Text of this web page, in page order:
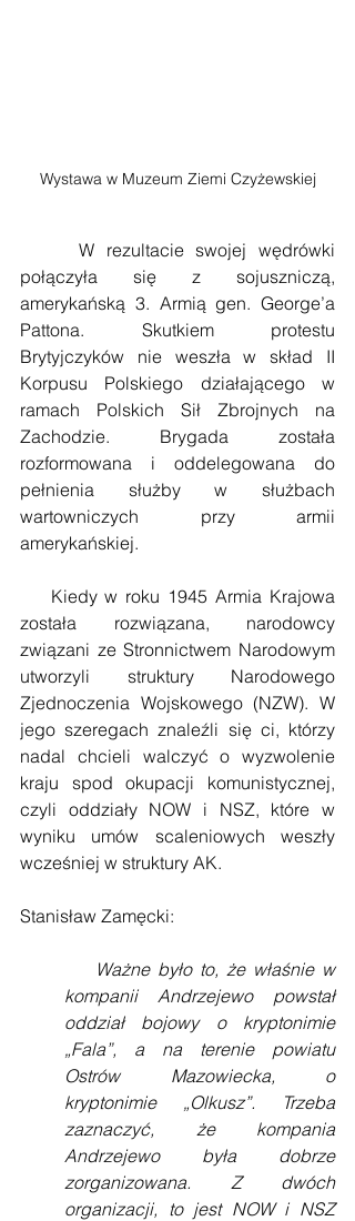
Wystawa w Muzeum Ziemi Czyżewskiej
     W rezultacie swojej wędrówki
połączyła się z sojuszniczą,
amerykańską 3. Armią gen. George’a
Pattona. Skutkiem protestu
Brytyjczyków nie weszła w skład II
Korpusu Polskiego działającego w
ramach Polskich Sił Zbrojnych na
Zachodzie. Brygada została
rozformowana i oddelegowana do
pełnienia służby w służbach
wartowniczych przy armii
amerykańskiej.
została rozwiązana, narodowcy
związani ze Stronnictwem Narodowym
utworzyli struktury Narodowego
Zjednoczenia Wojskowego (NZW). W
jego szeregach znaleźli się ci, którzy
nadal chcieli walczyć o wyzwolenie
kraju spod okupacji komunistycznej,
czyli oddziały NOW i NSZ, które w
wyniku umów scaleniowych weszły
wcześniej w struktury AK.
Stanisław Zamęcki:
kompanii Andrzejewo powstał
oddział bojowy o kryptonimie
„Fala”, a na terenie powiatu
Ostrów Mazowiecka, o
kryptonimie „Olkusz”. Trzeba
zaznaczyć, że kompania
Andrzejewo była dobrze
zorganizowana. Z dwóch
organizacji, to jest NOW i NSZ